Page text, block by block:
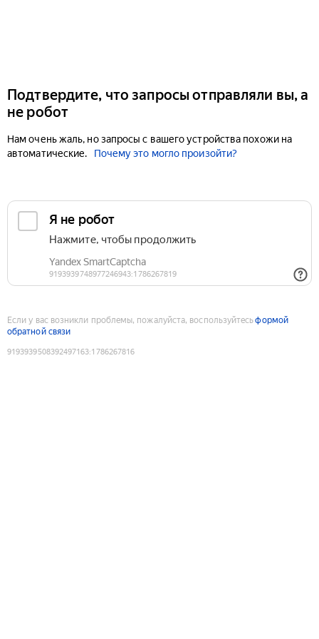
Подтвердите, что запросы отправляли вы, а
не робот
Нам очень жаль, но запросы с вашего устройства похожи на
автоматические.
Почему это могло произойти?
Если у вас возникли проблемы, пожалуйста, воспользуйтесьформой
обратной связи
9193939508392497163:1786267816